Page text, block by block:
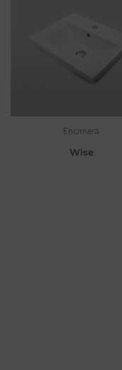
Encimera
Wise